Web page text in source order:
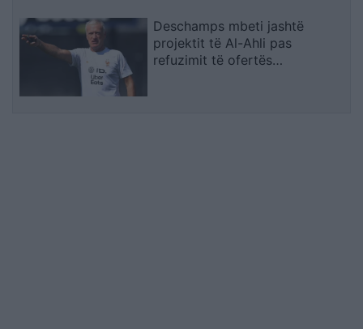
Deschamps mbeti jashtë
projektit të Al-Ahli pas
refuzimit të ofertës